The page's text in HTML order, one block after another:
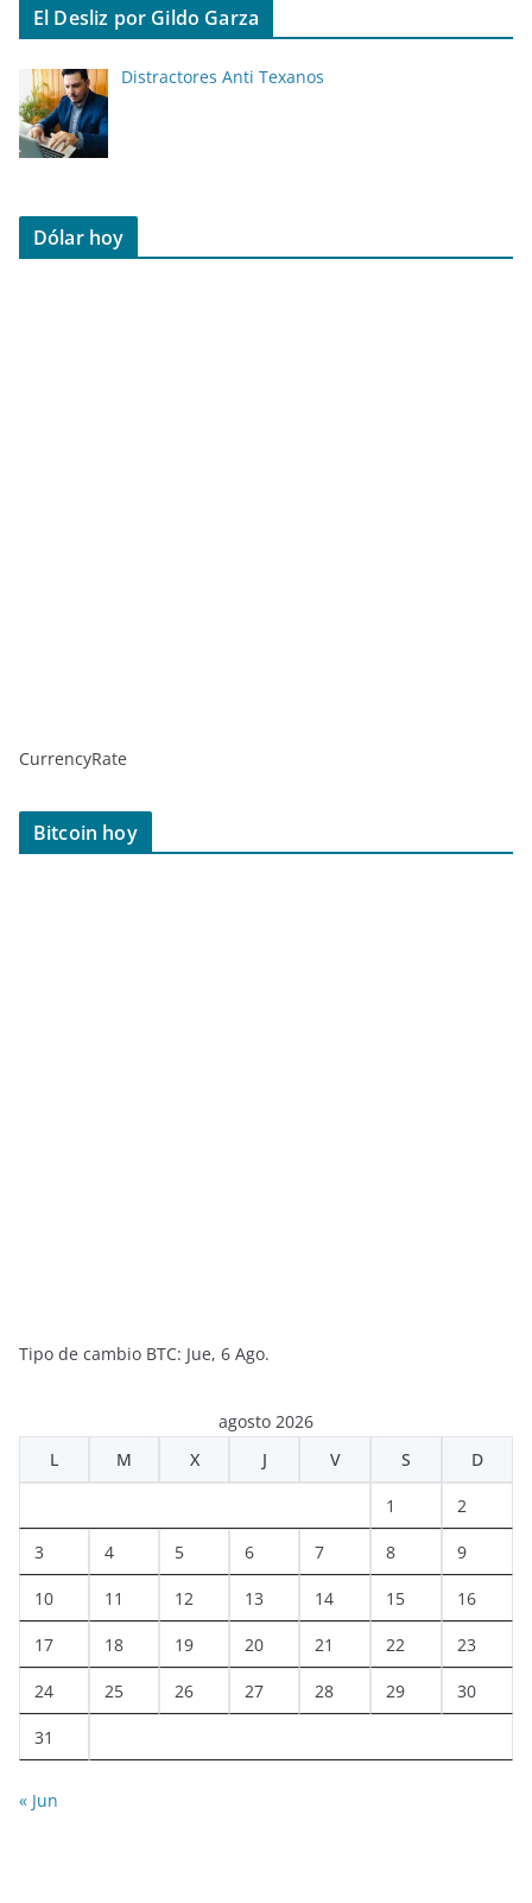
El Desliz por Gildo Garza
Distractores Anti Texanos
Dólar hoy
CurrencyRate
Bitcoin hoy
Tipo de cambio BTC: Jue, 6 Ago.
agosto 2026
L
M X J V S D
1 2
3 4 5 6 7 8 9
10 11 12 13 14 15 16
17 18 19 20 21 22 23
24 25 26 27 28 29 30
31
« Jun